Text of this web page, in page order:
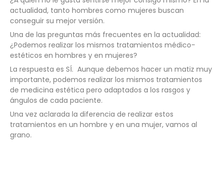
actualidad, tanto hombres como mujeres buscan
conseguir su mejor versión.
Una de las preguntas más frecuentes en la actualidad:
¿Podemos realizar los mismos tratamientos médico-
estéticos en hombres y en mujeres?
La respuesta es SÍ. Aunque debemos hacer un matiz muy
importante, podemos realizar los mismos tratamientos
de medicina estética pero adaptados a los rasgos y
ángulos de cada paciente.
Una vez aclarada la diferencia de realizar estos
tratamientos en un hombre y en una mujer, vamos al
grano.